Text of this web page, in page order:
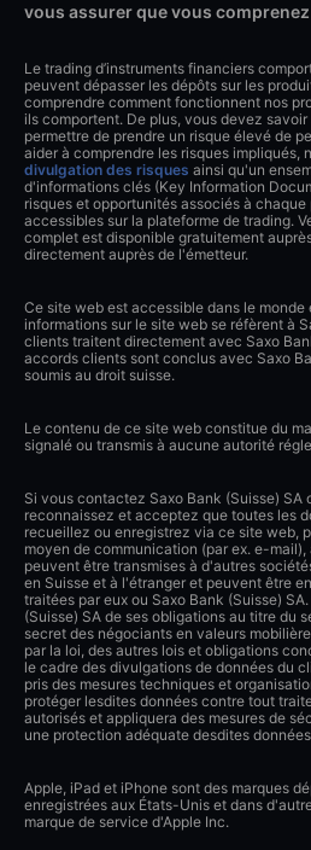
vous assurer que vous
Le trading d’instruments financiers
peuvent dépasser les dépôts sur les
comprendre comment fonctionnent nos
ils comportent. De plus, vous devez
permettre de prendre un risque élevé de
aider à comprendre les risques impliqués,
divulgation des risques ainsi qu'un
d'informations clés (Key Information
risques et opportunités associés à chaque
accessibles sur la plateforme de trading.
complet est disponible gratuitement
directement auprès de l'émetteur.
Ce site web est accessible dans le monde
informations sur le site web se réfèrent à
clients traitent directement avec Saxo
accords clients sont conclus avec Saxo
soumis au droit suisse.
Le contenu de ce site web constitue du
signalé ou transmis à aucune autorité
Si vous contactez Saxo Bank (Suisse)
reconnaissez et acceptez que toutes les
recueillez ou enregistrez via ce site web,
moyen de communication (par ex. e-mail),
peuvent être transmises à d'autres
en Suisse et à l'étranger et peuvent être
traitées par eux ou Saxo Bank (Suisse)
(Suisse) SA de ses obligations au titre du
secret des négociants en valeurs
par la loi, des autres lois et obligations
le cadre des divulgations de données du
pris des mesures techniques et
protéger lesdites données contre tout
autorisés et appliquera des mesures de
une protection adéquate desdites
Apple, iPad et iPhone sont des marques
enregistrées aux États-Unis et dans
marque de service d'Apple Inc.